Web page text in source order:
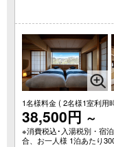
1名様料金( 2名様1室利用
38,500円 ～
※消費税込･入湯税別・宿
合、お一人様 1泊あたり